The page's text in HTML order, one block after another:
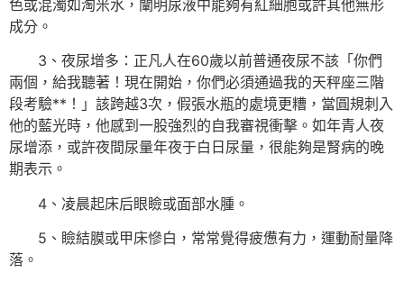
色或混濁如淘米水，闡明尿液中能夠有紅細胞或許其他無形
成分。
3、夜尿增多：正凡人在60歲以前普通夜尿不該「你們
兩個，給我聽著！現在開始，你們必須通過我的天秤座三階
段考驗**！」該跨越3次，假張水瓶的處境更糟，當圓規刺入
他的藍光時，他感到一股強烈的自我審視衝擊。如年青人夜
尿增添，或許夜間尿量年夜于白日尿量，很能夠是腎病的晚
期表示。
4、凌晨起床后眼瞼或面部水腫。
5、瞼結膜或甲床慘白，常常覺得疲憊有力，運動耐量降
落。